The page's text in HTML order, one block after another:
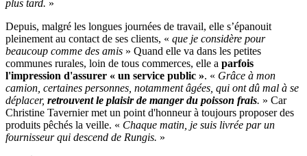
plus tard. »
Depuis, malgré les longues journées de travail, elle s’épanouit
pleinement au contact de ses clients, « que je considère pour
beaucoup comme des amis » Quand elle va dans les petites
communes rurales, loin de tous commerces, elle a parfois
l'impression d'assurer « un service public ». « Grâce à mon
camion, certaines personnes, notamment âgées, qui ont dû mal à se
déplacer, retrouvent le plaisir de manger du poisson frais. » Car
Christine Tavernier met un point d'honneur à toujours proposer des
produits pêchés la veille. « Chaque matin, je suis livrée par un
fournisseur qui descend de Rungis. »